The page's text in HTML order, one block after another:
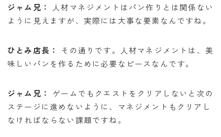
ジャム兄：
人材マネジメントはパン作りとは関係ない
ように見えますが、実際には大事な要素なんですね。
ひとみ店長：
その通りです。人材マネジメントは、美
味しいパンを作るために必要なピースなんです。
ジャム兄：
ゲームでもクエストをクリアしないと次の
ステージに進めないように、マネジメントもクリアし
なければならない課題ですね。